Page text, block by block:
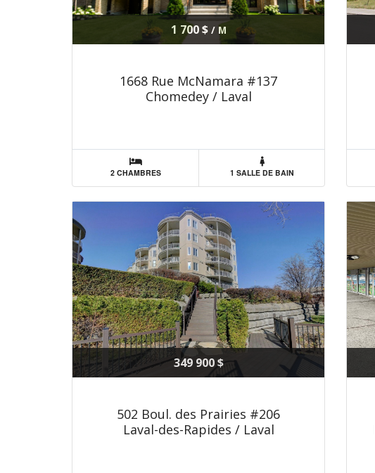
1 700 $/ M
1668 Rue McNamara #137
Chomedey / Laval
2 CHAMBRES 1 SALLE DE BAIN
349 900 $
502 Boul. des Prairies #206
Laval-des-Rapides / Laval